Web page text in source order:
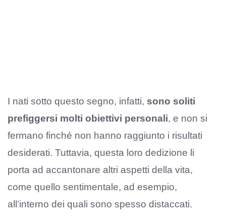
I nati sotto questo segno, infatti, sono soliti
prefiggersi molti obiettivi personali, e non si
fermano finché non hanno raggiunto i risultati
desiderati. Tuttavia, questa loro dedizione li
porta ad accantonare altri aspetti della vita,
come quello sentimentale, ad esempio,
all’interno dei quali sono spesso distaccati.